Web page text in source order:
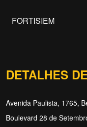
FORTISIEM
DETALHES
Avenida Paulista, 1765,
Boulevard 28 de